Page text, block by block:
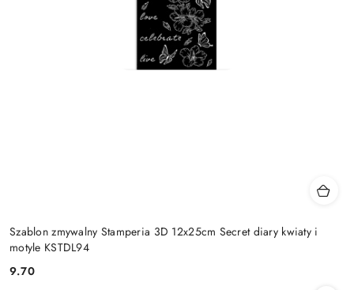
Szablon zmywalny Stamperia 3D 12x25cm Secret diary kwiaty i
motyle KSTDL94
Cena:
9.70